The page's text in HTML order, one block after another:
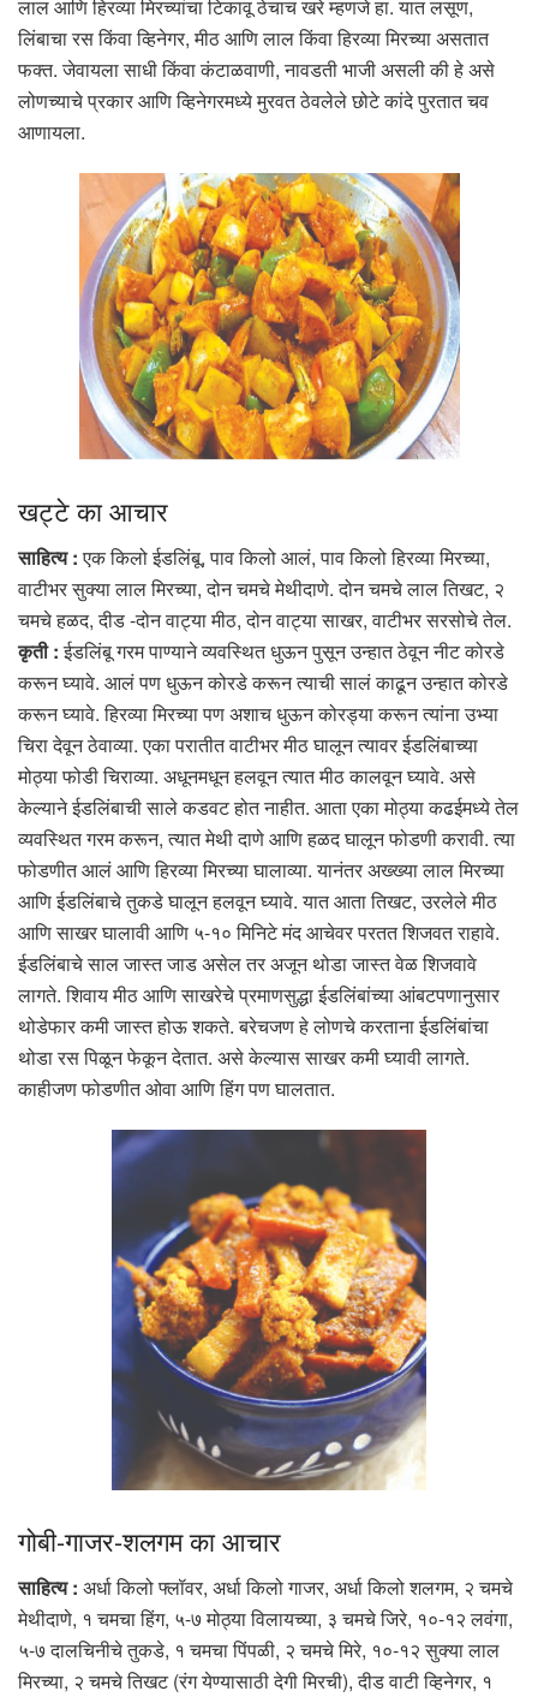
लाल आणि हिरव्या मिरच्यांचा टिकावू ठेचाच खरे म्हणजे हा. यात लसूण,
लिंबाचा रस किंवा व्हिनेगर, मीठ आणि लाल किंवा हिरव्या मिरच्या असतात
फक्त. जेवायला साधी किंवा कंटाळवाणी, नावडती भाजी असली की हे असे
लोणच्याचे प्रकार आणि व्हिनेगरमध्ये मुरवत ठेवलेले छोटे कांदे पुरतात चव
आणायला.
खट्टे का आचार
साहित्य :एक किलो ईडलिंबू, पाव किलो आलं, पाव किलो हिरव्या मिरच्या,
वाटीभर सुक्या लाल मिरच्या, दोन चमचे मेथीदाणे. दोन चमचे लाल तिखट, २
चमचे हळद, दीड -दोन वाट्या मीठ, दोन वाट्या साखर, वाटीभर सरसोचे तेल.
कृती :ईडलिंबू गरम पाण्याने व्यवस्थित धुऊन पुसून उन्हात ठेवून नीट कोरडे
करून घ्यावे. आलं पण धुऊन कोरडे करून त्याची सालं काढून उन्हात कोरडे
करून घ्यावे. हिरव्या मिरच्या पण अशाच धुऊन कोरड्या करून त्यांना उभ्या
चिरा देवून ठेवाव्या. एका परातीत वाटीभर मीठ घालून त्यावर ईडलिंबाच्या
मोठ्या फोडी चिराव्या. अधूनमधून हलवून त्यात मीठ कालवून घ्यावे. असे
केल्याने ईडलिंबाची साले कडवट होत नाहीत. आता एका मोठ्या कढईमध्ये तेल
व्यवस्थित गरम करून, त्यात मेथी दाणे आणि हळद घालून फोडणी करावी. त्या
फोडणीत आलं आणि हिरव्या मिरच्या घालाव्या. यानंतर अख्ख्या लाल मिरच्या
आणि ईडलिंबाचे तुकडे घालून हलवून घ्यावे. यात आता तिखट, उरलेले मीठ
आणि साखर घालावी आणि ५-१० मिनिटे मंद आचेवर परतत शिजवत राहावे.
ईडलिंबाचे साल जास्त जाड असेल तर अजून थोडा जास्त वेळ शिजवावे
लागते. शिवाय मीठ आणि साखरेचे प्रमाणसुद्धा ईडलिंबांच्या आंबटपणानुसार
थोडेफार कमी जास्त होऊ शकते. बरेचजण हे लोणचे करताना ईडलिंबांचा
थोडा रस पिळून फेकून देतात. असे केल्यास साखर कमी घ्यावी लागते.
काहीजण फोडणीत ओवा आणि हिंग पण घालतात.
गोबी-गाजर-शलगम का आचार
साहित्य : अर्धा किलो फ्लॉवर, अर्धा किलो गाजर, अर्धा किलो शलगम, २ चमचे
मेथीदाणे, १ चमचा हिंग, ५-७ मोठ्या विलायच्या, ३ चमचे जिरे, १०-१२ लवंगा,
५-७ दालचिनीचे तुकडे, १ चमचा पिंपळी, २ चमचे मिरे, १०-१२ सुक्या लाल
मिरच्या, २ चमचे तिखट (रंग येण्यासाठी देगी मिरची), दीड वाटी व्हिनेगर, १